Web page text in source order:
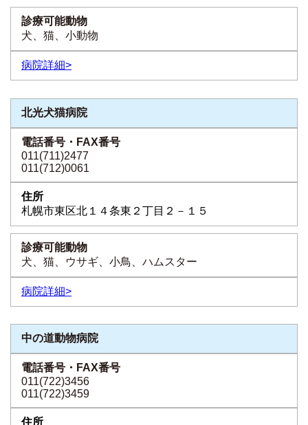
犬、猫、小動物
病院詳細>
北光犬猫病院
011(711)2477
011(712)0061
札幌市東区北１４条東２丁目２－１５
犬、猫、ウサギ、小鳥、ハムスター
病院詳細>
中の道動物病院
011(722)3456
011(722)3459